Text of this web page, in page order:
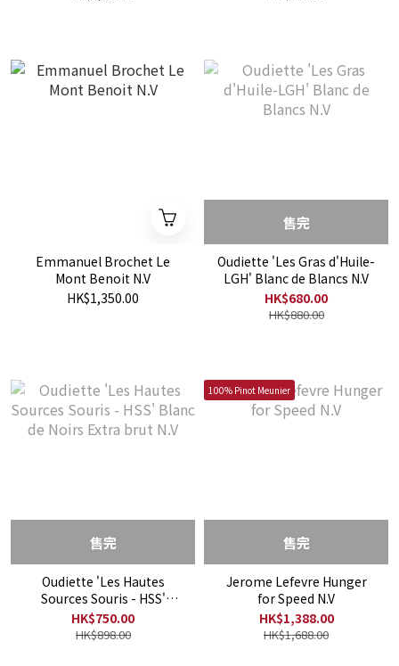
Emmanuel Brochet Le
Mont Benoit N.V
HK$1,350.00
售完
Oudiette 'Les Gras d'Huile-
LGH' Blanc de Blancs N.V
HK$680.00
HK$880.00
售完
Oudiette 'Les Hautes
Sources Souris - HSS'
Blanc de Noirs Extra brut
N.V
HK$750.00
HK$898.00
100% Pinot Meunier
售完
Jerome Lefevre Hunger
for Speed N.V
HK$1,388.00
HK$1,688.00